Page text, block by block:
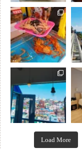
Load More